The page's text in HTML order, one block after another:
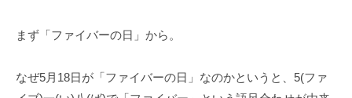
a
まず「ファイバーの日」から。
なぜ5⽉18⽇が「ファイバーの⽇」なのかというと、5(ファ